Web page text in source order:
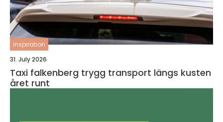
inspiration
31. July 2026
Taxi falkenberg trygg transport längs kusten
året runt